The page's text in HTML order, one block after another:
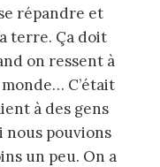
répandre et
terre. Ça doit
on ressent à
C’était
à des gens
nous pouvions
un peu. On a